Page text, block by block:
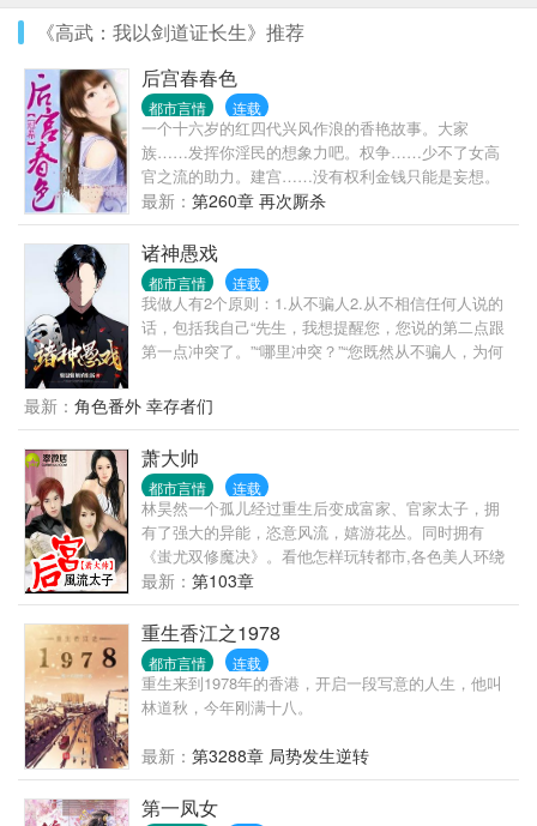
《高武：我以剑道证长生》推荐
后宫春春色
都市言情 连载
一个十六岁的红四代兴风作浪的香艳故事。大家
族……发挥你淫民的想象力吧。权争……少不了女高
官之流的助力。建宫……没有权利金钱只能是妄想。
后宫……少了莉，师，妇，空，护，洋，星，偷等等
等等还叫宫吗？ 陈老师出品必属精品，请大家放心收
藏支持，一定会给你们意料外的惊喜！
最新： 第260章 再次厮杀
诸神愚戏
都市言情 连载
我做人有2个原则：1.从不骗人2.从不相信任何人说的
话，包括我自己“先生，我想提醒您，您说的第二点跟
第一点冲突了。”“哪里冲突？”“您既然从不骗人，为何
己当人。”“？”...自我介绍一下，我叫程实，从不骗人的
程实。什么，你没听说过我？没关系，你只是还没被
我骗过。很快，你就会记得了。...书名，其他均为推
广。无系统，不无敌，非爽文，介意慎入...
最新： 角色番外 幸存者们
萧大帅
都市言情 连载
林昊然一个孤儿经过重生后变成富家、官家太子，拥
有了强大的异能，恣意风流，嬉游花丛。同时拥有
《蚩尤双修魔决》。看他怎样玩转都市,各色美人环绕
左右，香艳旖旎，各类美女美眉应有尽有，都是他的
强大后宫。 如果全部订阅的直接加我的希望在这里可
以听见你们的声音。现在出合集，要合集的找我要。
最新： 第103章
重生香江之1978
都市言情 连载
重生来到1978年的香港，开启一段写意的人生，他叫
林道秋，今年刚满十八。
最新： 第3288章 局势发生逆转
第一凤女